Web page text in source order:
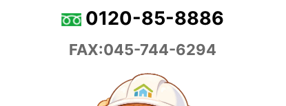
0120-85-8886
FAX:045-744-6294